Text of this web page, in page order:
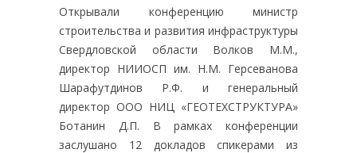
Открывали конференцию министр
строительства и развития инфраструктуры
Свердловской области Волков М.М.,
директор НИИОСП им. Н.М. Герсеванова
Шарафутдинов Р.Ф. и генеральный
директор ООО НИЦ «ГЕОТЕХСТРУКТУРА»
Ботанин Д.П. В рамках конференции
заслушано 12 докладов спикерами из